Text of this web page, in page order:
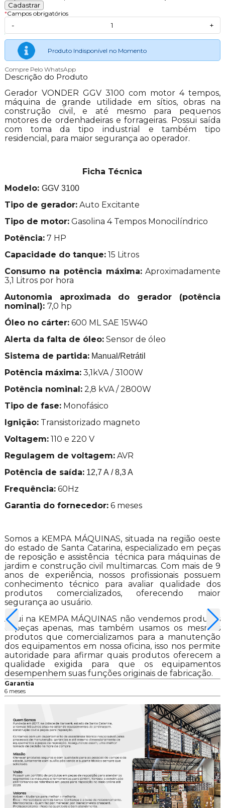
*Campos obrigatórios
- +
Produto Indisponível no Momento
Compre Pelo WhatsApp
Descrição do Produto
Gerador VONDER GGV 3100 com motor 4 tempos,
máquina de grande utilidade em sítios, obras na
construção civil, e até mesmo para pequenos
motores de ordenhadeiras e forrageiras. Possui saída
com toma da tipo industrial e também tipo
residencial, para maior segurança ao operador.
Ficha Técnica
Modelo: GGV 3100
Tipo de gerador:Auto Excitante
Tipo de motor:Gasolina 4 Tempos Monocilíndrico
Potência:7 HP
Capacidade do tanque:15 Litros
Consumo na potência máxima:Aproximadamente
3,1 Litros por hora
Autonomia aproximada do gerador (potência
nominal): 7,0 hp
Óleo no cárter:600 ML SAE 15W40
Alerta da falta de óleo:Sensor de óleo
Sistema de partida: Manual/Retrátil
Potência máxima:3,1kVA / 3100W
Potência nominal:2,8 kVA / 2800W
Tipo de fase:Monofásico
Ignição:Transistorizado magneto
Voltagem:110 e 220 V
Regulagem de voltagem:AVR
Potência de saída: 12,7 A / 8,3 A
Frequência:60Hz
Garantia do fornecedor:6 meses
Somos a KEMPA MÁQUINAS, situada na região oeste
do estado de Santa Catarina, especializado em peças
de reposição e assistência técnica para máquinas de
jardim e construção civil multimarcas. Com mais de 9
anos de experiência, nossos profissionais possuem
conhecimento técnico para avaliar qualidade dos
produtos comercializados, oferecendo maior
segurança ao usuário.
Aqui na KEMPA MÁQUINAS não vendemos produtos
e peças apenas, mas também usamos os mesmos
produtos que comercializamos para a manutenção
dos equipamentos em nossa oficina, isso nos permite
autoridade para afirmar quais produtos oferecem a
qualidade exigida para que os equipamentos
desempenhem suas funções originais de fabricação.
Garantia
6 meses